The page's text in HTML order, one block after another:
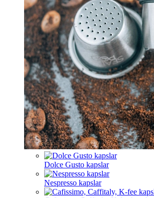
Dolce Gusto kapslar
Nespresso kapslar